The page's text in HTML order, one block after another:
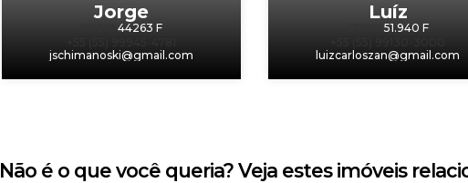
Jorge
44263 F
jschimanoski@gmail.com
Luíz
51.940 F
luizcarloszan@gmail.com
Não é o que você queria? Veja estes imóveis